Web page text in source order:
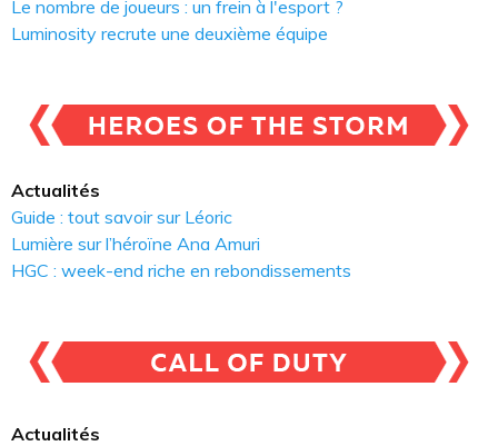
Le nombre de joueurs : un frein à l'esport ?
Luminosity recrute une deuxième équipe
Actualités
Guide : tout savoir sur Léoric
Lumière sur l’héroïne Ana Amuri
HGC : week-end riche en rebondissements
Actualités